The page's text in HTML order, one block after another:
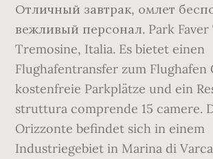
Отличный завтрак, омлет
вежливый персонал. Park
Tremosine, Italia. Es bietet einen
Flughafentransfer zum Flughafen
kostenfreie Parkplätze und ein
struttura comprende 15 camere.
Orizzonte befindet sich in einem
Industriegebiet in Marina di